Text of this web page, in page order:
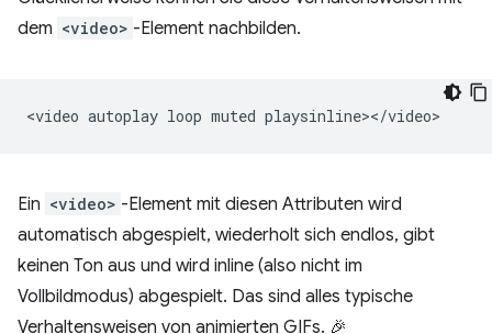
dem <video> -Element nachbilden.
<video autoplay loop muted
Ein <video> -Element mit diesen Attributen wird
automatisch abgespielt, wiederholt sich endlos, gibt
keinen Ton aus und wird inline (also nicht im
Vollbildmodus) abgespielt. Das sind alles typische
Verhaltensweisen von animierten GIFs. 🎉